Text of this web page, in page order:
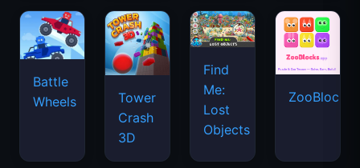
Battle
Wheels
Tower
Crash
3D
Find
Me:
Lost
Objects
ZooBlocks